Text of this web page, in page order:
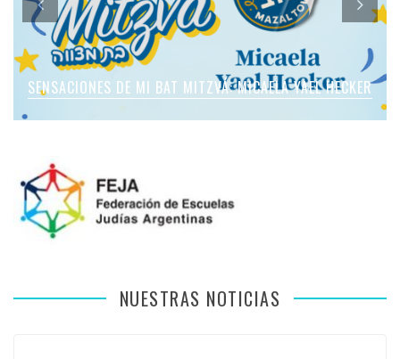
SENSACIONES DE MI BAT MITZVÁ: MICAELA YAEL HECKER
SENSACIONES DE MI BAT MITZVÁ: MARTINA SOL LEVY
SENSACIONES DE MI BAT MITZVÁ: MICAELA ROMANO
APFELBAUM
SENSACIONES DE MI BAT MITZVÁ: VIOLETA LIEBMAN
SENSACIONES EN MI BAR MITZVÁ: VITALI GUIDA
NUESTRAS NOTICIAS